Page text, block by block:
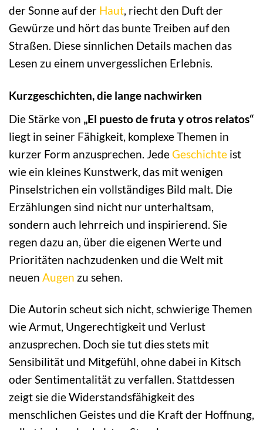
der Sonne auf der Haut, riecht den Duft der
Gewürze und hört das bunte Treiben auf den
Straßen. Diese sinnlichen Details machen das
Lesen zu einem unvergesslichen Erlebnis.
Kurzgeschichten, die lange nachwirken
Die Stärke von „El puesto de fruta y otros relatos“
liegt in seiner Fähigkeit, komplexe Themen in
kurzer Form anzusprechen. JedeGeschichte ist
wie ein kleines Kunstwerk, das mit wenigen
Pinselstrichen ein vollständiges Bild malt. Die
Erzählungen sind nicht nur unterhaltsam,
sondern auch lehrreich und inspirierend. Sie
regen dazu an, über die eigenen Werte und
Prioritäten nachzudenken und die Welt mit
neuen Augen zu sehen.
Die Autorin scheut sich nicht, schwierige Themen
wie Armut, Ungerechtigkeit und Verlust
anzusprechen. Doch sie tut dies stets mit
Sensibilität und Mitgefühl, ohne dabei in Kitsch
oder Sentimentalität zu verfallen. Stattdessen
zeigt sie die Widerstandsfähigkeit des
menschlichen Geistes und die Kraft der Hoffnung,